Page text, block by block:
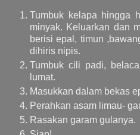
Tumbuk kelapa hingga
minyak. Keluarkan dan
berisi epal, timun
dihiris nipis.
Tumbuk cili padi,
lumat.
Masukkan dalam bekas
Perahkan asam limau-
Rasakan garam gulanya.